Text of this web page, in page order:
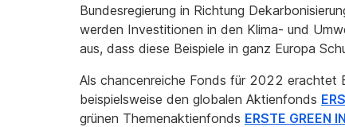
Bundesregierung in Richtung
werden Investitionen in den Klima- und
aus, dass diese Beispiele in ganz Europa
Als chancenreiche Fonds für 2022 erachtet
beispielsweise den globalen Aktienfonds
grünen Themenaktienfonds ERSTE GREEN